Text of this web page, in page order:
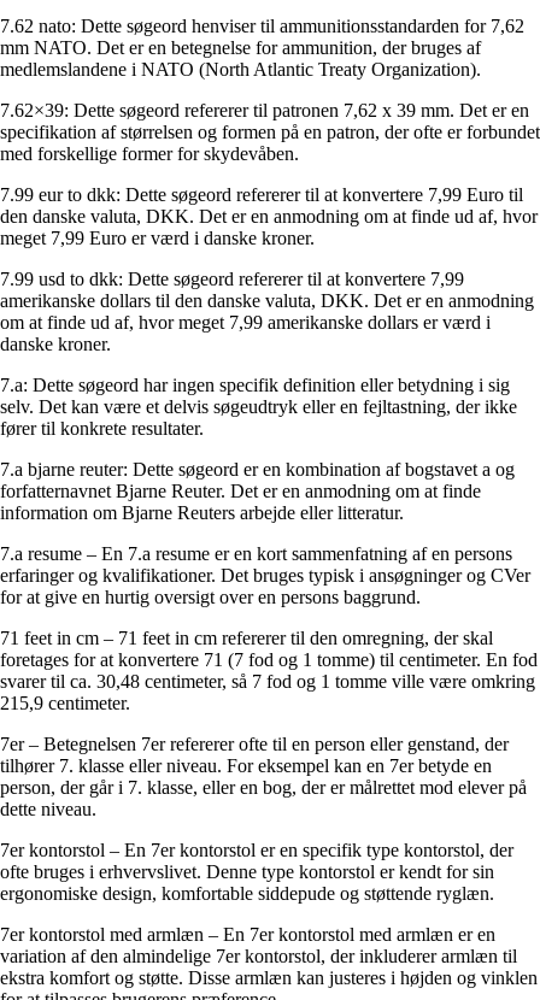
7.62 nato: Dette søgeord henviser til ammunitionsstandarden for 7,62
mm NATO. Det er en betegnelse for ammunition, der bruges af
medlemslandene i NATO (North Atlantic Treaty Organization).
7.62×39: Dette søgeord refererer til patronen 7,62 x 39 mm. Det er en
specifikation af størrelsen og formen på en patron, der ofte er forbundet
med forskellige former for skydevåben.
7.99 eur to dkk: Dette søgeord refererer til at konvertere 7,99 Euro til
den danske valuta, DKK. Det er en anmodning om at finde ud af, hvor
meget 7,99 Euro er værd i danske kroner.
7.99 usd to dkk: Dette søgeord refererer til at konvertere 7,99
amerikanske dollars til den danske valuta, DKK. Det er en anmodning
om at finde ud af, hvor meget 7,99 amerikanske dollars er værd i
danske kroner.
7.a: Dette søgeord har ingen specifik definition eller betydning i sig
selv. Det kan være et delvis søgeudtryk eller en fejltastning, der ikke
fører til konkrete resultater.
7.a bjarne reuter: Dette søgeord er en kombination af bogstavet a og
forfatternavnet Bjarne Reuter. Det er en anmodning om at finde
information om Bjarne Reuters arbejde eller litteratur.
7.a resume – En 7.a resume er en kort sammenfatning af en persons
erfaringer og kvalifikationer. Det bruges typisk i ansøgninger og CVer
for at give en hurtig oversigt over en persons baggrund.
71 feet in cm – 71 feet in cm refererer til den omregning, der skal
foretages for at konvertere 71 (7 fod og 1 tomme) til centimeter. En fod
svarer til ca. 30,48 centimeter, så 7 fod og 1 tomme ville være omkring
215,9 centimeter.
7er – Betegnelsen 7er refererer ofte til en person eller genstand, der
tilhører 7. klasse eller niveau. For eksempel kan en 7er betyde en
person, der går i 7. klasse, eller en bog, der er målrettet mod elever på
dette niveau.
7er kontorstol – En 7er kontorstol er en specifik type kontorstol, der
ofte bruges i erhvervslivet. Denne type kontorstol er kendt for sin
ergonomiske design, komfortable siddepude og støttende ryglæn.
7er kontorstol med armlæn – En 7er kontorstol med armlæn er en
variation af den almindelige 7er kontorstol, der inkluderer armlæn til
ekstra komfort og støtte. Disse armlæn kan justeres i højden og vinklen